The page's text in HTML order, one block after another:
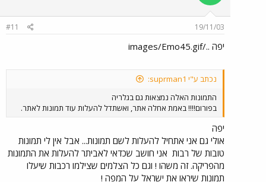
19/11/03
#11
יפה ../images/Emo45.gif
נכתב ע"י suprman1:
התמונות האלה נמצאות גם בגלריה
בפורום!!!! באמת אחלה אתר, ואשתדל להעלות עוד תמונות לאתר.
יפה
אולי גם אני אתחיל להעלות לשם תמונות... אבל אין לי תמונות
טובות של רבות אני חושב שכדאי לאביתר להעלות את התמונות
מהפריקה. זה משהו ! וגם כל הצלמים שצילמו רכבות שיעלו
תמונות שיראו את ישראל על המפה !